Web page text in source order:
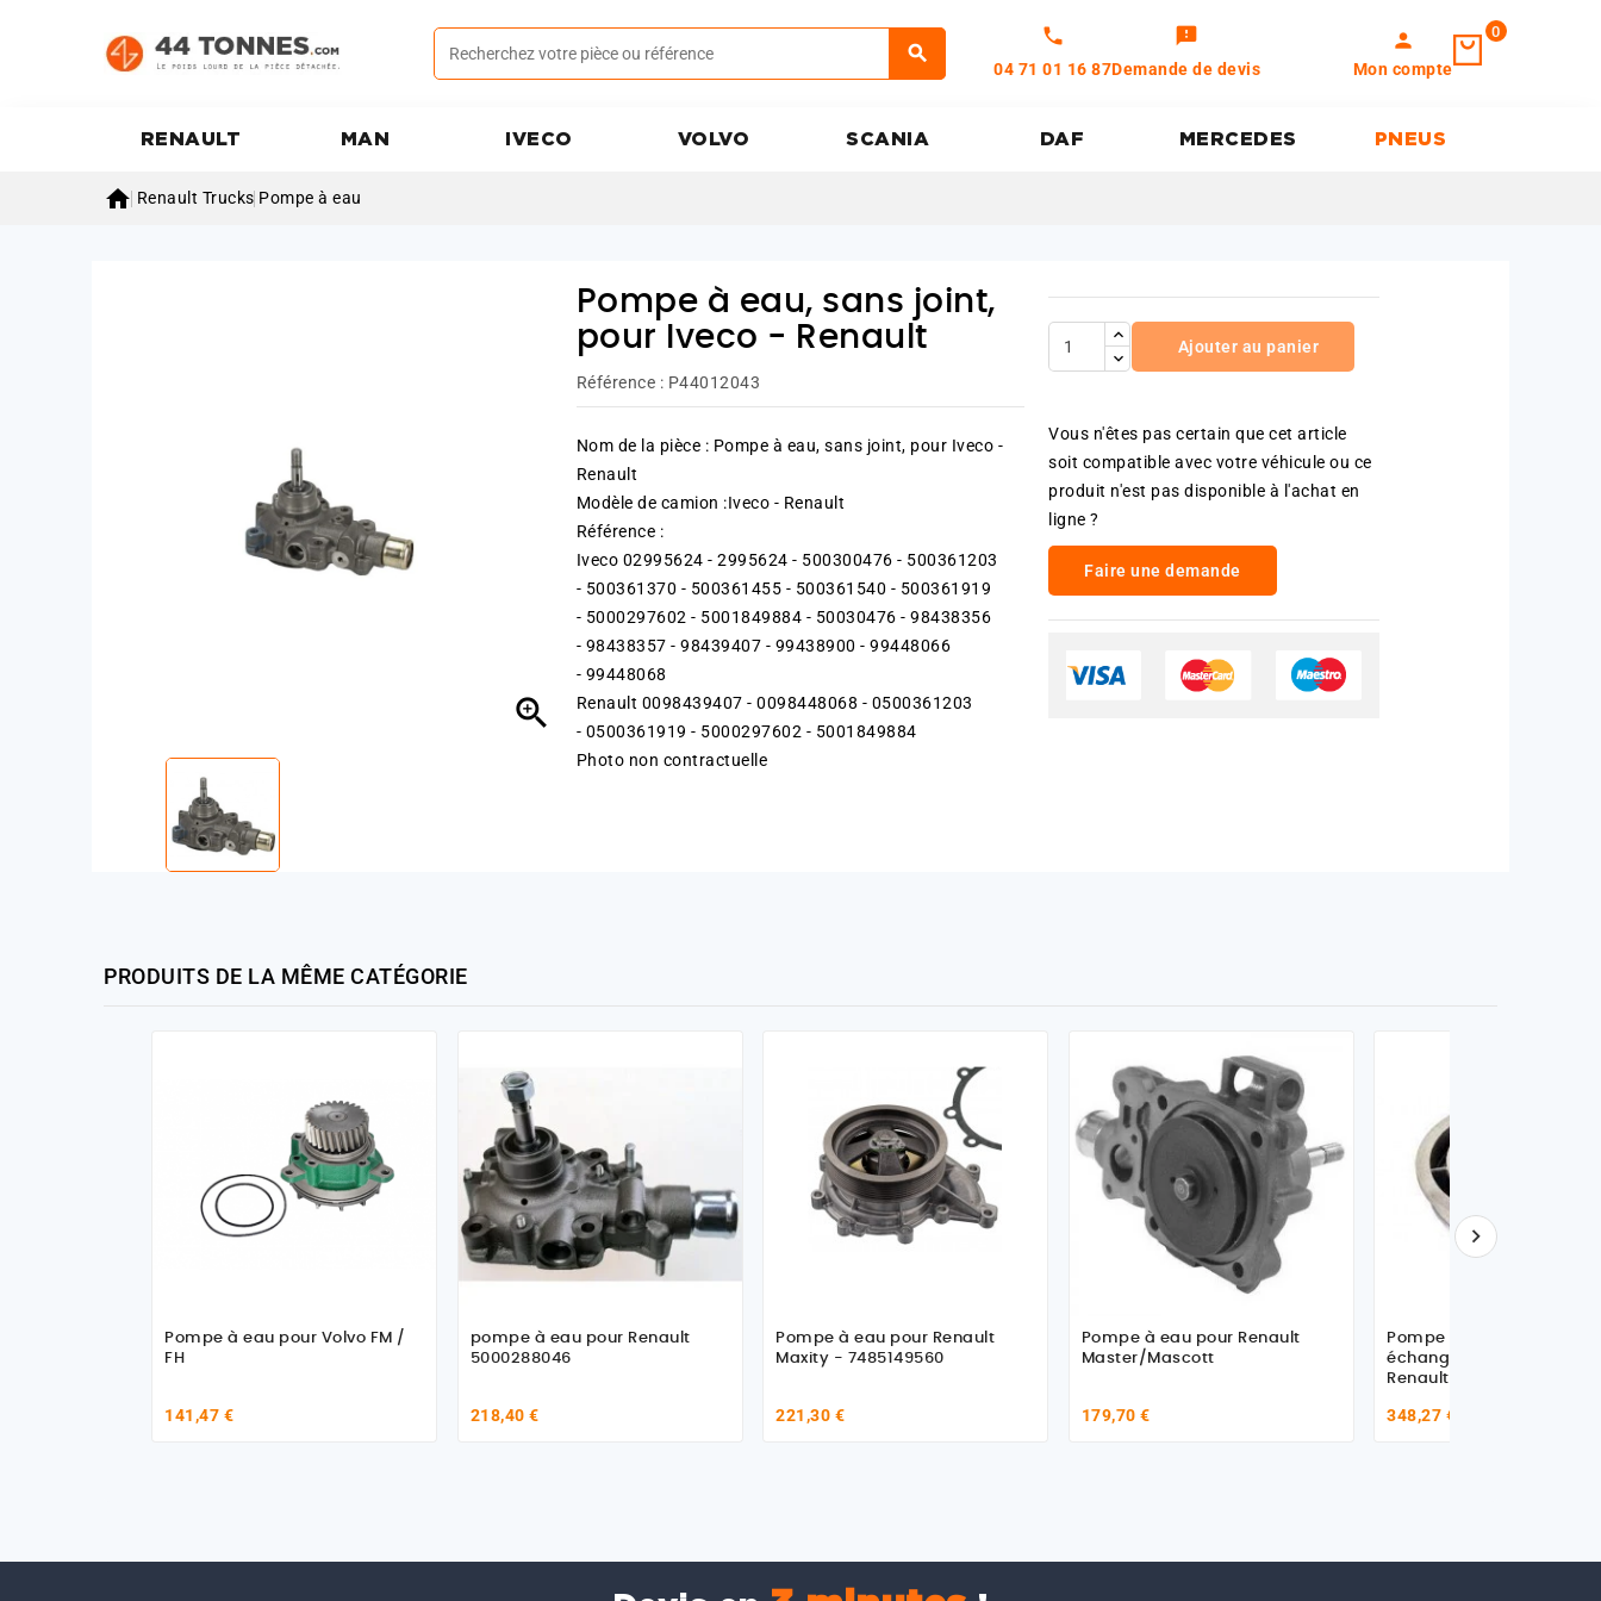
call
04 71 01 16 87
feedback
Demande de devis
person
Mon compte
0
RENAULT MAN IVECO VOLVO SCANIA DAF MERCEDES PNEUS
 Renault Trucks Pompe à eau

Pompe à eau, sans joint,
pour Iveco - Renault
Référence : P44012043
Nom de la pièce : Pompe à eau, sans joint, pour Iveco -
Renault
Modèle de camion :Iveco - Renault
Référence :
Iveco 02995624 - 2995624 - 500300476 - 500361203
- 500361370 - 500361455 - 500361540 - 500361919
- 5000297602 - 5001849884 - 50030476 - 98438356
- 98438357 - 98439407 - 99438900 - 99448066
- 99448068
Renault 0098439407 - 0098448068 - 0500361203
- 0500361919 - 5000297602 - 5001849884
Photo non contractuelle
Ajouter au panier
Vous n'êtes pas certain que cet article
soit compatible avec votre véhicule ou ce
produit n'est pas disponible à l'achat en
ligne ?
Faire une demande
PRODUITS DE LA MÊME CATÉGORIE
Pompe à eau pour Volvo FM /
FH
141,47 €
pompe à eau pour Renault
5000288046
218,40 €
Pompe à eau pour Renault
Maxity - 7485149560
221,30 €
Pompe à eau pour Renault
Master/Mascott
179,70 €
Pompe à eau pour
échange standard pour
348,27 €
